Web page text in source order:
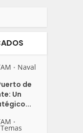
• Naval
de
Un
•
Temas